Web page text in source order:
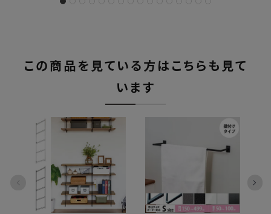
この商品を見ている方はこちらも見て
います